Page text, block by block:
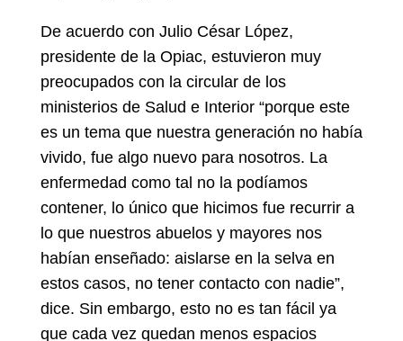
De acuerdo con Julio César López,
presidente de la Opiac, estuvieron muy
preocupados con la circular de los
ministerios de Salud e Interior “porque este
es un tema que nuestra generación no había
vivido, fue algo nuevo para nosotros. La
enfermedad como tal no la podíamos
contener, lo único que hicimos fue recurrir a
lo que nuestros abuelos y mayores nos
habían enseñado: aislarse en la selva en
estos casos, no tener contacto con nadie”,
dice. Sin embargo, esto no es tan fácil ya
que cada vez quedan menos espacios